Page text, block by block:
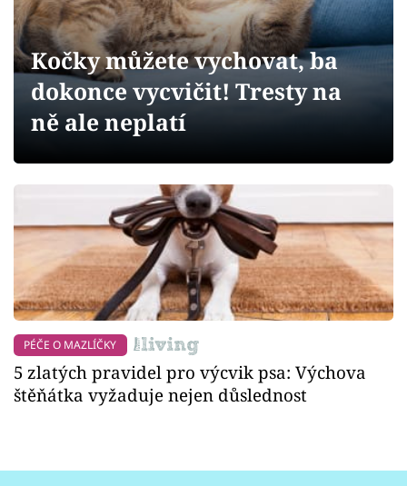
Přihlášení
Sledujte nás
Kočky můžete vychovat, ba
dokonce vycvičit! Tresty na
ně ale neplatí
PÉČE O MAZLÍČKY
5 zlatých pravidel pro výcvik psa: Výchova
štěňátka vyžaduje nejen důslednost